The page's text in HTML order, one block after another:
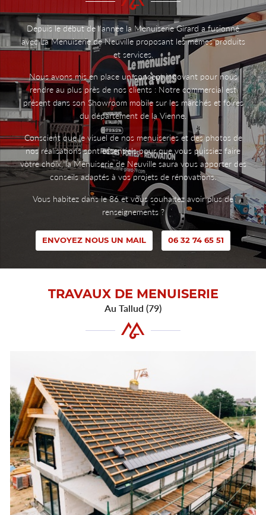
Depuis le début de l'année la Menuiserie Girard a fusionné
avec La Menuiserie de Neuville proposant les mêmes produits
et services.
Nous avons mis en place un concept innovant pour nous
rendre au plus près de nos clients : Notre commercial est
présent dans son Showroom mobile sur les marchés et foires
du département de la Vienne.
Conscient que le visuel de nos menuiseries et des photos de
nos réalisations sont essentiels pour que vous puissiez faire
votre choix, la Menuiserie de Neuville saura vous apporter des
conseils adaptés à vos projets de rénovations.
Vous habitez dans le 86 et vous souhaitez avoir plus de
renseignements ?
ENVOYEZ NOUS UN MAIL 06 32 74 65 51
TRAVAUX DE MENUISERIE
Au Tallud (79)